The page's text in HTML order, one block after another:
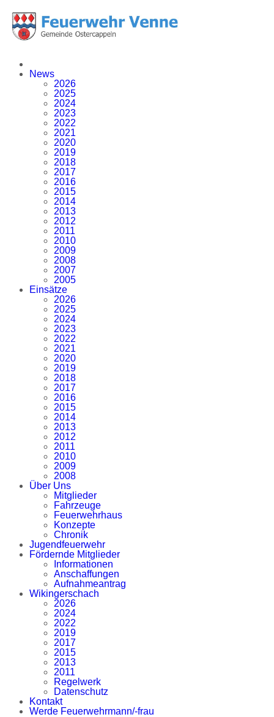
News
2026
2025
2024
2023
2022
2021
2020
2019
2018
2017
2016
2015
2014
2013
2012
2011
2010
2009
2008
2007
2005
Einsätze
2026
2025
2024
2023
2022
2021
2020
2019
2018
2017
2016
2015
2014
2013
2012
2011
2010
2009
2008
Über Uns
Mitglieder
Fahrzeuge
Feuerwehrhaus
Konzepte
Chronik
Jugendfeuerwehr
Fördernde Mitglieder
Informationen
Anschaffungen
Aufnahmeantrag
Wikingerschach
2026
2024
2022
2019
2017
2015
2013
2011
Regelwerk
Datenschutz
Kontakt
Werde Feuerwehrmann/-frau